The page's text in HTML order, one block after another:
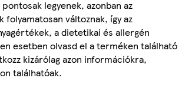
legyenek, azonban az
változnak, így az
a dietetikai és allergén
esetben olvasd el a terméken található
kizárólag azon információkra,
találhatóak.